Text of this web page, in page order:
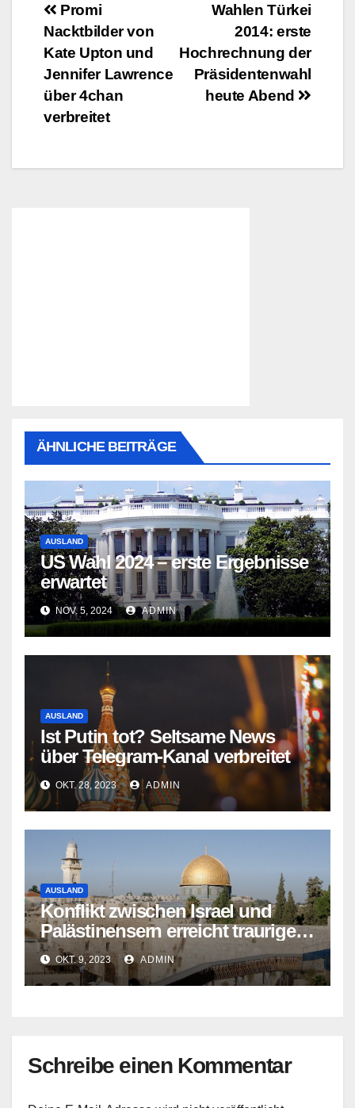
BeitragsnavigationWahlen Türkei
2014: erste
Hochrechnung der
Präsidentenwahl
heute Abend
Promi
Nacktbilder von
Kate Upton und
Jennifer Lawrence
über 4chan
verbreitet
ÄHNLICHE BEITRÄGE
AUSLAND
US Wahl 2024 – erste Ergebnisse
erwartet
NOV. 5, 2024 ADMIN
AUSLAND
Ist Putin tot? Seltsame News
über Telegram-Kanal verbreitet
OKT. 28, 2023 ADMIN
AUSLAND
Konflikt zwischen Israel und
Palästinensern erreicht traurigen
Höhepunkt
OKT. 9, 2023 ADMIN
Schreibe einen Kommentar